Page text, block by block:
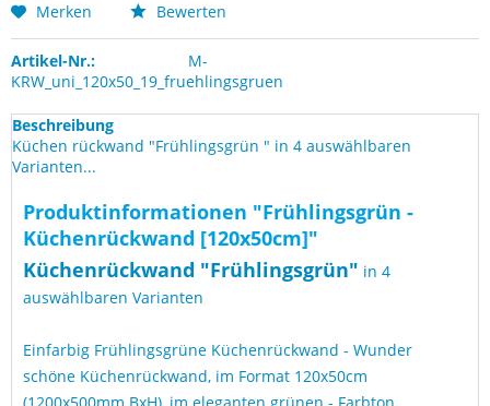
Merken Bewerten
Artikel-Nr.:
M-
KRW_uni_120x50_19_fruehlingsgruen
Beschreibung
Küchen rückwand "Frühlingsgrün " in 4 auswählbaren
Varianten...
Produktinformationen "Frühlingsgrün -
Küchenrückwand [120x50cm]"
Küchenrückwand "Frühlingsgrün" in 4
auswählbaren Varianten
Einfarbig Frühlingsgrüne Küchenrückwand - Wunder
schöne Küchenrückwand, im Format 120x50cm